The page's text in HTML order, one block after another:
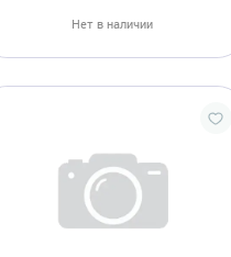
Нет в наличии